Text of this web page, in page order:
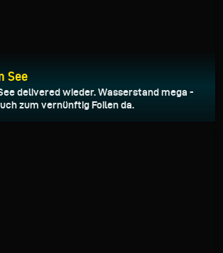
See
delivered wieder. Wasserstand mega -
zum vernünftig Foilen da.